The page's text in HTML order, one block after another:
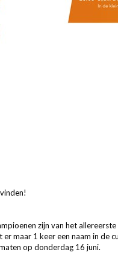
zijn van het allereerste
maar 1 keer een naam in de
op donderdag 16 juni.